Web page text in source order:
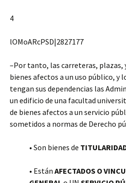
4
lOMoARcPSD|2827177
–Por tanto, las carreteras, plazas,
bienes afectos a un uso público, y
tengan sus dependencias las
un edificio de una facultad
de bienes afectos a un servicio
sometidos a normas de Derecho
• Son bienes de
• Están AFECTADOS O